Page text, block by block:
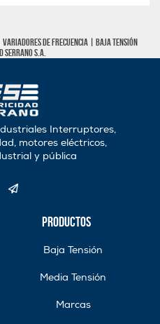
Variadores de frecuencia | Baja tensión
S.A.
Interruptores,
motores eléctricos,
y pública
Productos
Baja Tensión
Media Tensión
Marcas